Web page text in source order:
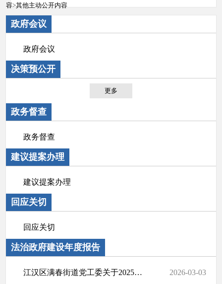
容>其他主动公开内容
政府会议
政府会议
决策预公开
更多
政务督查
政务督查
建议提案办理
建议提案办理
回应关切
回应关切
法治政府建设年度报告
江汉区满春街道党工委关于2025年度法治政府建设情况的报告 2026-03-03